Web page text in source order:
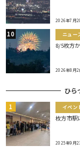
2026年7月
ニュー
8/5枚方
2026年8月2
ひら
イベン
枚方市駅
2025年9月